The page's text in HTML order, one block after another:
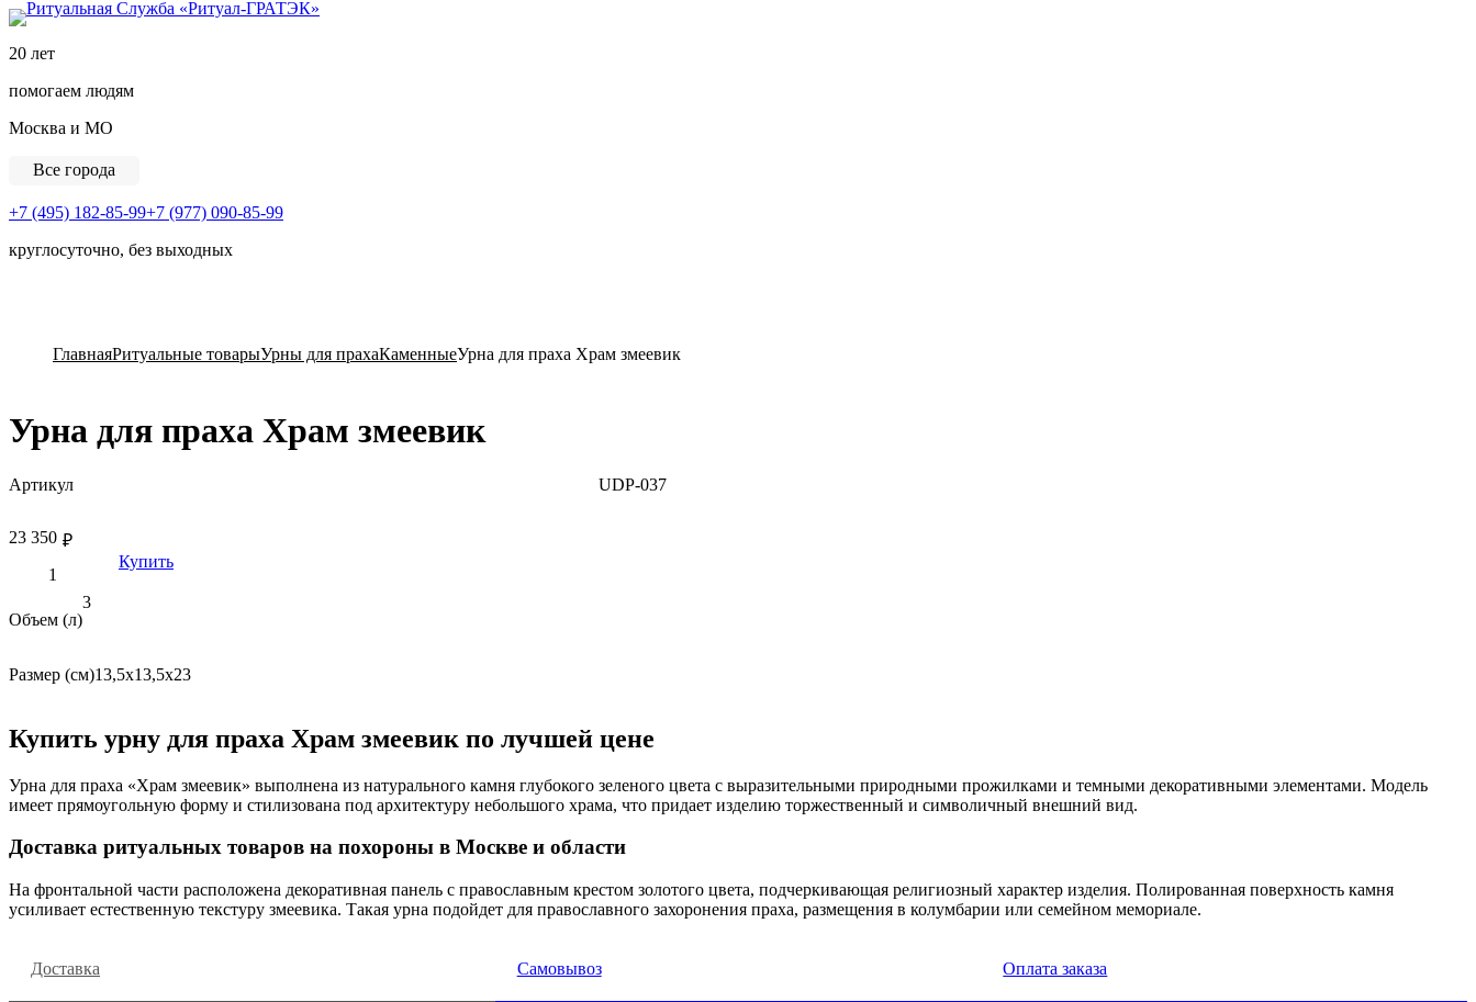
20 лет
помогаем людям
Москва и МО
Все города
+7 (495) 182-85-99+7 (977) 090-85-99
круглосуточно, без выходных
ГлавнаяРитуальные товарыУрны для прахаКаменныеУрна для праха Храм змеевик
Урна для праха Храм змеевик
Артикул UDP-037
₽
23 350
Купить
Объем (л)
3
Размер (см)13,5х13,5х23
Купить урну для праха Храм змеевик по лучшей цене
Урна для праха «Храм змеевик» выполнена из натурального камня глубокого зеленого цвета с выразительными природными прожилками и темными декоративными элементами. Модель
имеет прямоугольную форму и стилизована под архитектуру небольшого храма, что придает изделию торжественный и символичный внешний вид.
Доставка ритуальных товаров на похороны в Москве и области
На фронтальной части расположена декоративная панель с православным крестом золотого цвета, подчеркивающая религиозный характер изделия. Полированная поверхность камня
усиливает естественную текстуру змеевика. Такая урна подойдет для православного захоронения праха, размещения в колумбарии или семейном мемориале.
Доставка Самовывоз Оплата заказа